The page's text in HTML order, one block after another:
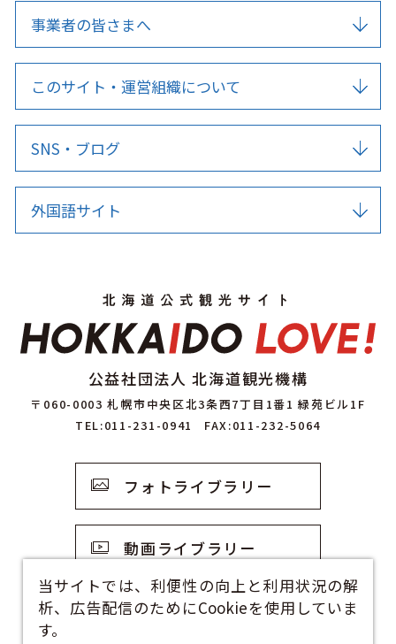
事業者の皆さまへ
このサイト・運営組織について
SNS・ブログ
外国語サイト
公益社団法人 北海道観光機構
〒060-0003 札幌市中央区北3条西7丁目1番1 緑苑ビル1F
TEL:011-231-0941
FAX:011-232-5064
フォトライブラリー
動画ライブラリー
観光資料
当サイトでは、利便性の向上と利用状況の解
析、広告配信のためにCookieを使用していま
す。